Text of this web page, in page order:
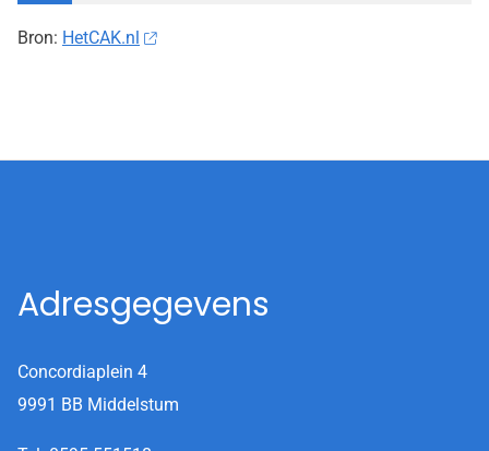
Bron: HetCAK.nl
Adresgegevens
Concordiaplein 4
9991 BB Middelstum